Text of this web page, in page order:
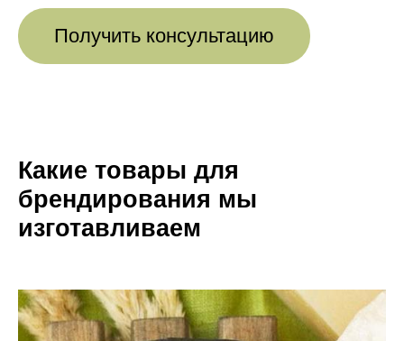
Получить консультацию
Какие товары для
брендирования мы
изготавливаем